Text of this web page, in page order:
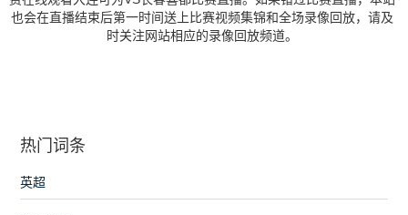
也会在直播结束后第一时间送上比赛视频集锦和全场录像回放，请及
时关注网站相应的录像回放频道。
热门词条
英超